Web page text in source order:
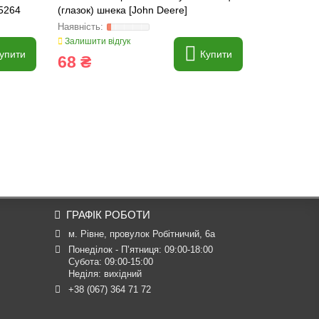
(глазок) шнека [John Deere]
Залишити відгук
68 ₴ Купити
ГРАФІК РОБОТИ
м. Рівне, провулок Робітничий, 6а
Понеділок - П’ятниця: 09:00-18:00
Субота: 09:00-15:00
Неділя: вихідний
+38 (067) 364 71 72